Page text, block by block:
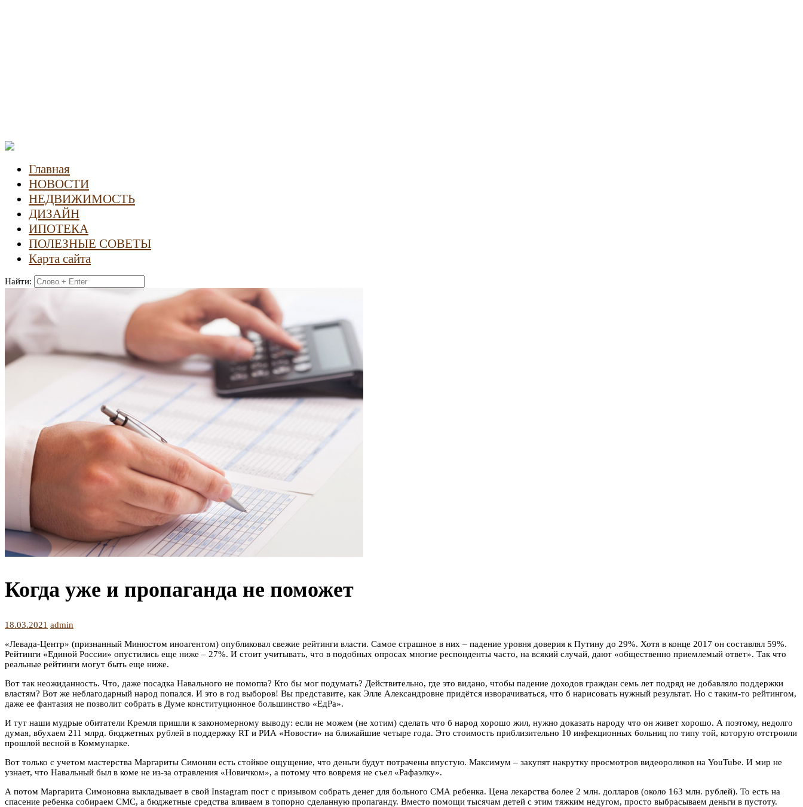
Главная
НОВОСТИ
НЕДВИЖИМОСТЬ
ДИЗАЙН
ИПОТЕКА
ПОЛЕЗНЫЕ СОВЕТЫ
Карта сайта
Найти:
Когда уже и пропаганда не поможет
18.03.2021 admin
«Левада-Центр» (признанный Минюстом иноагентом) опубликовал свежие рейтинги власти. Самое страшное в них – падение уровня доверия к Путину до 29%. Хотя в конце 2017 он составлял 59%.
Рейтинги «Единой России» опустились еще ниже – 27%. И стоит учитывать, что в подобных опросах многие респонденты часто, на всякий случай, дают «общественно приемлемый ответ». Так что
реальные рейтинги могут быть еще ниже.
Вот так неожиданность. Что, даже посадка Навального не помогла? Кто бы мог подумать? Действительно, где это видано, чтобы падение доходов граждан семь лет подряд не добавляло поддержки
властям? Вот же неблагодарный народ попался. И это в год выборов! Вы представите, как Элле Александровне придётся изворачиваться, что б нарисовать нужный результат. Но с таким-то рейтингом,
даже ее фантазия не позволит собрать в Думе конституционное большинство «ЕдРа».
И тут наши мудрые обитатели Кремля пришли к закономерному выводу: если не можем (не хотим) сделать что б народ хорошо жил, нужно доказать народу что он живет хорошо. А поэтому, недолго
думая, вбухаем 211 млрд. бюджетных рублей в поддержку RT и РИА «Новости» на ближайшие четыре года. Это стоимость приблизительно 10 инфекционных больниц по типу той, которую отстроили
прошлой весной в Коммунарке.
Вот только с учетом мастерства Маргариты Симонян есть стойкое ощущение, что деньги будут потрачены впустую. Максимум – закупят накрутку просмотров видеороликов на YouTube. И мир не
узнает, что Навальный был в коме не из-за отравления «Новичком», а потому что вовремя не съел «Рафаэлку».
А потом Маргарита Симоновна выкладывает в свой Instagram пост с призывом собрать денег для больного СМА ребенка. Цена лекарства более 2 млн. долларов (около 163 млн. рублей). То есть на
спасение ребенка собираем СМС, а бюджетные средства вливаем в топорно сделанную пропаганду. Вместо помощи тысячам детей с этим тяжким недугом, просто выбрасываем деньги в пустоту.